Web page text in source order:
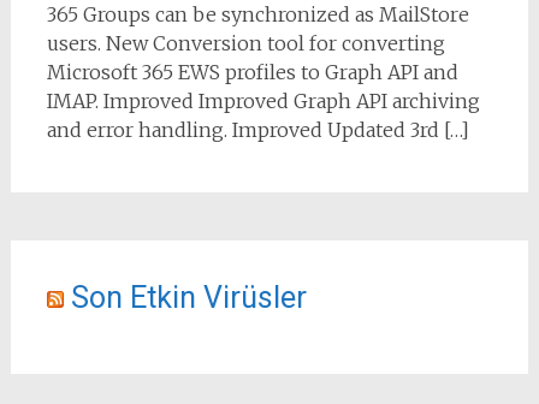
365 Groups can be synchronized as MailStore
users. New Conversion tool for converting
Microsoft 365 EWS profiles to Graph API and
IMAP. Improved Improved Graph API archiving
and error handling. Improved Updated 3rd […]
Son Etkin Virüsler